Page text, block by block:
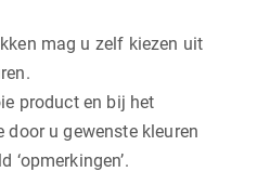
mag u zelf kiezen uit
product en bij het
door u gewenste kleuren
‘opmerkingen’.